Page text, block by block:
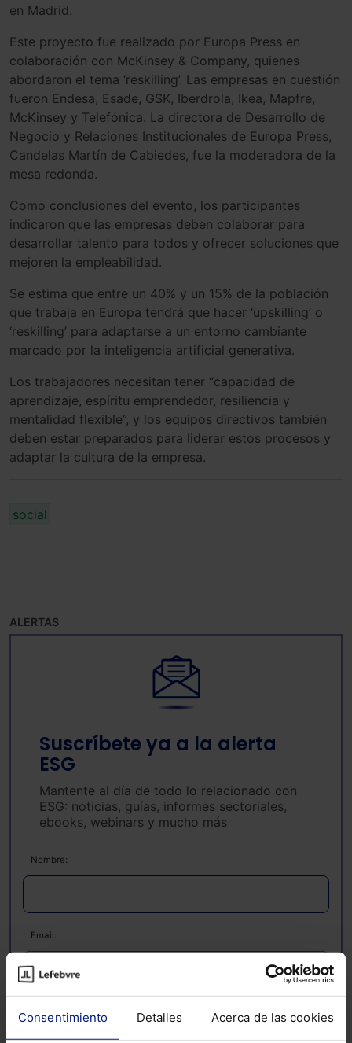
Consentimiento Detalles Acerca de las cookies
en Madrid.
Este proyecto fue realizado por Europa Press en
colaboración con McKinsey & Company, quienes
abordaron el tema ‘reskilling’. Las empresas en cuestión
fueron Endesa, Esade, GSK, Iberdrola, Ikea, Mapfre,
McKinsey y Telefónica. La directora de Desarrollo de
Negocio y Relaciones Institucionales de Europa Press,
Candelas Martín de Cabiedes, fue la moderadora de la
mesa redonda.
Como conclusiones del evento, los participantes
indicaron que las empresas deben colaborar para
desarrollar talento para todos y ofrecer soluciones que
mejoren la empleabilidad.
Se estima que entre un 40% y un 15% de la población
que trabaja en Europa tendrá que hacer ‘upskilling’ o
‘reskilling’ para adaptarse a un entorno cambiante
marcado por la inteligencia artificial generativa.
Los trabajadores necesitan tener “capacidad de
aprendizaje, espíritu emprendedor, resiliencia y
mentalidad flexible”, y los equipos directivos también
deben estar preparados para liderar estos procesos y
adaptar la cultura de la empresa.
social
ALERTAS
Suscríbete ya a la alerta
ESG
Mantente al día de todo lo relacionado con
ESG: noticias, guías, informes sectoriales,
ebooks, webinars y mucho más
Nombre:
Email:
Consulta la información básica sobre Protección de Datos